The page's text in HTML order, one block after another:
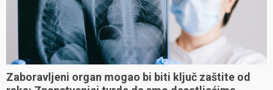
Zaboravljeni organ mogao bi biti ključ zaštite od